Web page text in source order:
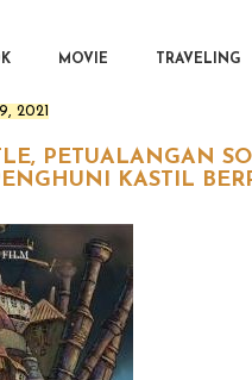
MOVIE TRAVELING
2021
PETUALANGAN
KASTIL